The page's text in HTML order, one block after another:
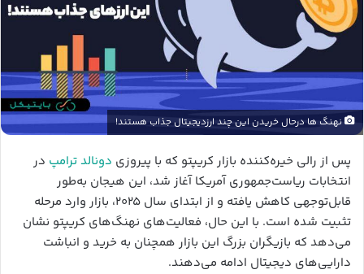
نهنگ ها درحال خریدن این چند ارزدیجیتال جذاب هستند!
پس از رالی خیره‌کننده بازار کریپتو که با پیروزی دونالد ترامپ در
انتخابات ریاست‌جمهوری آمریکا آغاز شد، این هیجان به‌طور
قابل‌توجهی کاهش یافته و از ابتدای سال ۲۰۲۵، بازار وارد مرحله
تثبیت شده است. با این حال، فعالیت‌های نهنگ‌های کریپتو نشان
می‌دهد که بازیگران بزرگ این بازار همچنان به خرید و انباشت
دارایی‌های دیجیتال ادامه می‌دهند.